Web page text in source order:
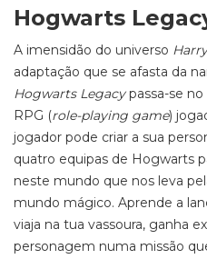
Hogwarts
A imensidão do universo
adaptação que se afasta da
Hogwarts Legacypassa-se no
RPG (role-playing game)
jogador pode criar a sua
quatro equipas de Hogwarts
neste mundo que nos leva
mundo mágico. Aprende a
viaja na tua vassoura, ganha
personagem numa missão